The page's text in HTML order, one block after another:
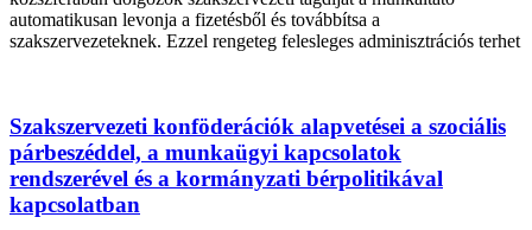
automatikusan levonja a fizetésből és továbbítsa a
szakszervezeteknek. Ezzel rengeteg felesleges adminisztrációs terhet
Szakszervezeti konföderációk alapvetései a szociális
párbeszéddel, a munkaügyi kapcsolatok
rendszerével és a kormányzati bérpolitikával
kapcsolatban